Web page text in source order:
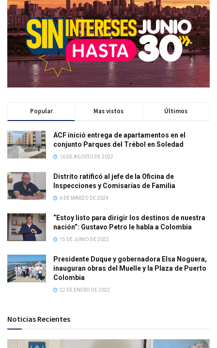
Popular Mas vistos Últimos
ACF inició entrega de apartamentos en el
conjunto Parques del Trébol en Soledad
16 DE AGOSTO DE 2022
Distrito ratificó al jefe de la Oficina de
Inspecciones y Comisarías de Familia
6 DE MARZO DE 2024
“Estoy listo para dirigir los destinos de nuestra
nación”: Gustavo Petro le habla a Colombia
15 DE JUNIO DE 2022
Presidente Duque y gobernadora Elsa Noguera,
inauguran obras del Muelle y la Plaza de Puerto
Colombia
22 DE ENERO DE 2022
Noticias Recientes